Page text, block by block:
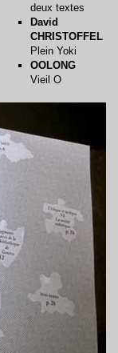
deux textes
David
CHRISTOFFEL
Plein Yoki
OOLONG
Vieil O